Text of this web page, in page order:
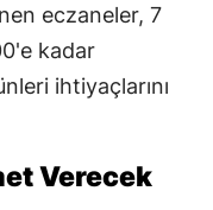
eczaneler, 7
kadar
ihtiyaçlarını
Verecek